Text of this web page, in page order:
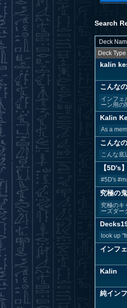
Search
Deck
Deck Type
kalin
こんな
インフェ
ーン用の
Kalin
As a
こんな
こんな底
【5D's
#5D's
究極の
究極のキ
ーズダー
look up
インフ
Kalin
純イン